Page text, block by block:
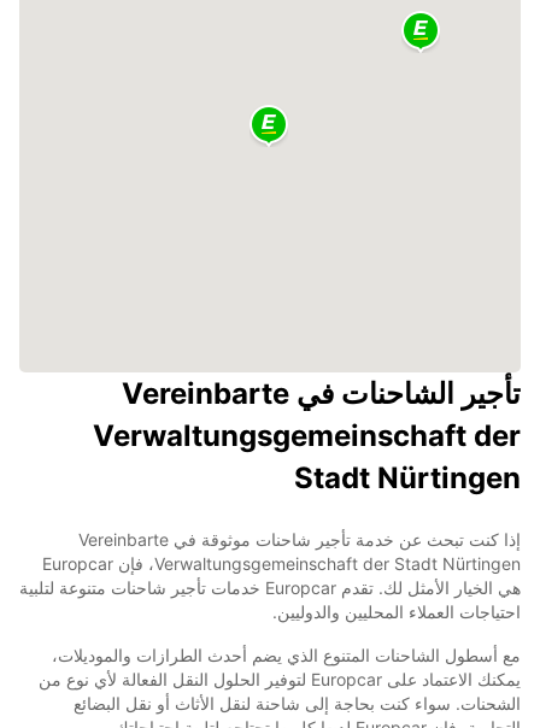
تأجير الشاحنات في Vereinbarte
Verwaltungsgemeinschaft der
Stadt Nürtingen
إذا كنت تبحث عن خدمة تأجير شاحنات موثوقة في Vereinbarte
Verwaltungsgemeinschaft der Stadt Nürtingen، فإن Europcar
هي الخيار الأمثل لك. تقدم Europcar خدمات تأجير شاحنات متنوعة لتلبية
احتياجات العملاء المحليين والدوليين.
مع أسطول الشاحنات المتنوع الذي يضم أحدث الطرازات والموديلات،
يمكنك الاعتماد على Europcar لتوفير الحلول النقل الفعالة لأي نوع من
الشحنات. سواء كنت بحاجة إلى شاحنة لنقل الأثاث أو نقل البضائع